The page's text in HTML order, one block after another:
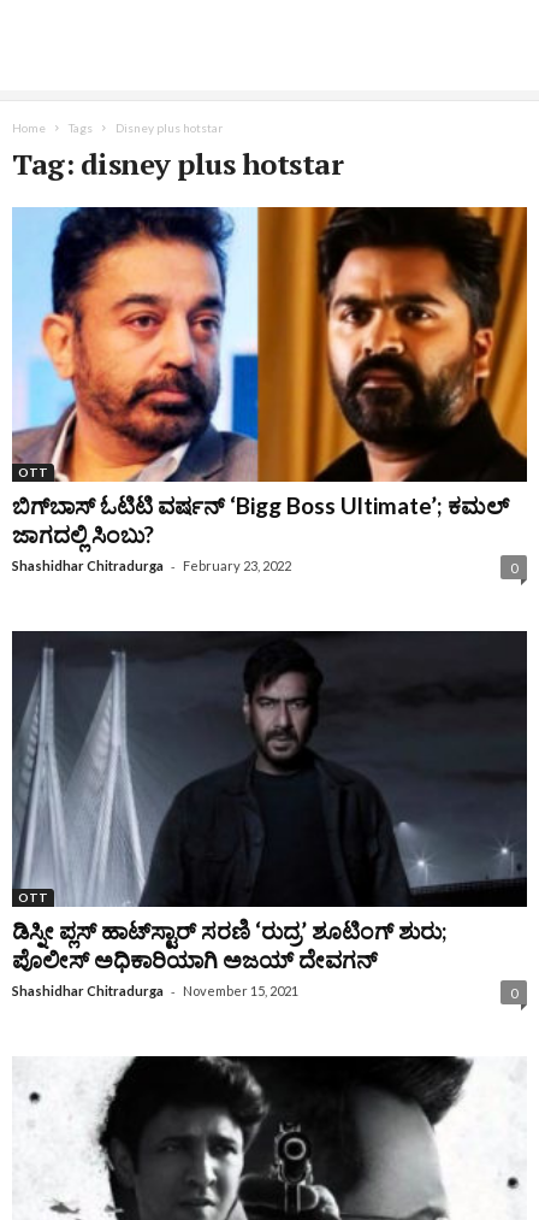
Home Tags Disney plus hotstar
Tag: disney plus hotstar
OTT
ಬಿಗ್‌ಬಾಸ್‌ ಓಟಿಟಿ ವರ್ಷನ್‌ ‘Bigg Boss Ultimate’; ಕಮಲ್‌
ಜಾಗದಲ್ಲಿ ಸಿಂಬು?
Shashidhar Chitradurga - February 23, 2022 0
OTT
ಡಿಸ್ನೀ ಪ್ಲಸ್‌ ಹಾಟ್‌ಸ್ಟಾರ್ ಸರಣಿ ‘ರುದ್ರ’ ಶೂಟಿಂಗ್‌ ಶುರು;
ಪೊಲೀಸ್ ಅಧಿಕಾರಿಯಾಗಿ ಅಜಯ್ ದೇವಗನ್
Shashidhar Chitradurga - November 15, 2021 0